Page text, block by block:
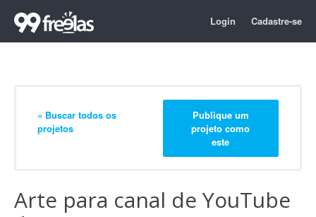
Login Cadastre-se
« Buscar todos os
projetos
Publique um
projeto como
este
Arte para canal de YouTube